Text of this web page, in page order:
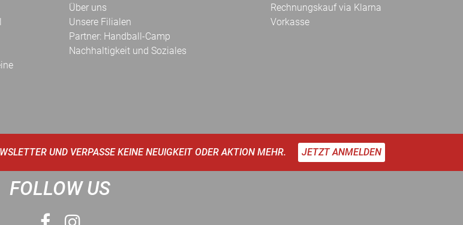
Über uns
Unsere Filialen
Partner: Handball-Camp
Nachhaltigkeit und Soziales
Rechnungskauf via Klarna
Vorkasse
UND VERPASSE KEINE NEUIGKEIT ODER AKTION MEHR. JETZT ANMELDEN
FOLLOW US